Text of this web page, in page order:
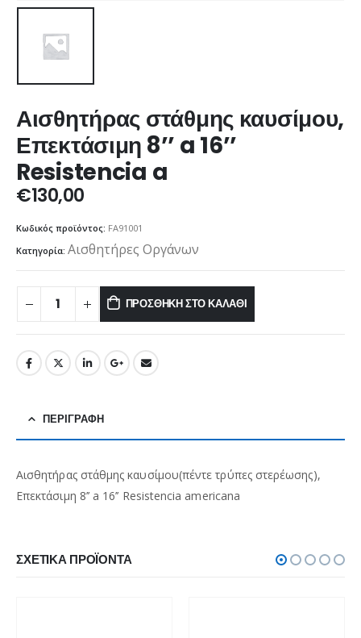
Αισθητήρας στάθμης καυσίμου,
Επεκτάσιμη 8’’ a 16’’
Resistencia a
€130,00
Κωδικός προϊόντος: FA91001
Κατηγορία: Αισθητήρες Οργάνων
ΠΡΟΣΘΉΚΗ ΣΤΟ ΚΑΛΆΘΙ
ΠΕΡΙΓΡΑΦΉ
Αισθητήρας στάθμης καυσίμου(πέντε τρύπες στερέωσης),
Επεκτάσιμη 8’’ a 16’’ Resistencia americana
ΣΧΕΤΙΚΆ ΠΡΟΪΌΝΤΑ